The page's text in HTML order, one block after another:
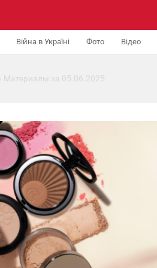
Війна в Україні Фото Відео
» Материалы за 05.06.2025